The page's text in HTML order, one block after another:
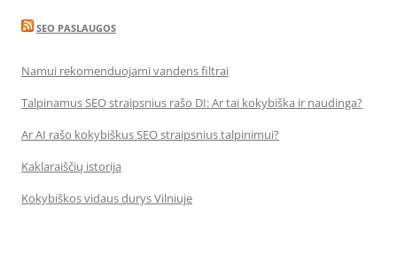
SEO PASLAUGOS
Namui rekomenduojami vandens filtrai
Talpinamus SEO straipsnius rašo DI: Ar tai kokybiška ir naudinga?
Ar AI rašo kokybiškus SEO straipsnius talpinimui?
Kaklaraiščių istorija
Kokybiškos vidaus durys Vilniuje